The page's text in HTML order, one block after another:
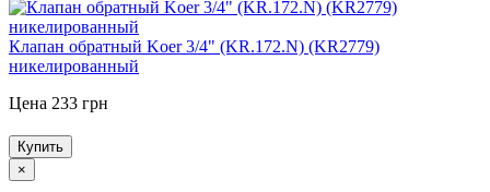
Клапан обратный Koer 3/4" (KR.172.N) (KR2779)
никелированный
Цена 233 грн
Купить
×